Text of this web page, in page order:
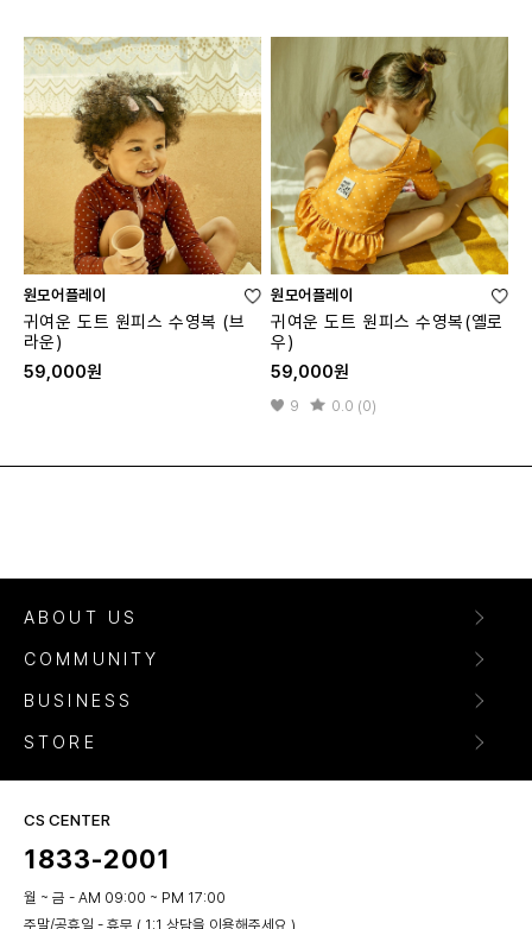
원모어플레이
귀여운 도트 원피스 수영복 (브
라운)
59,000원
원모어플레이
귀여운 도트 원피스 수영복(옐로
우)
59,000원
9 0.0 (0)
ABOUT US
COMMUNITY
BUSINESS
STORE
CS CENTER
1833-2001
월 ~ 금 - AM 09:00 ~ PM 17:00
주말/공휴일 - 휴무 ( 1:1 상담을 이용해주세요 )